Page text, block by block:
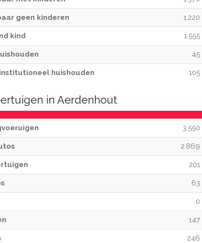
geen kinderen 1.220
kind 1.555
45
huishouden 105
in Aerdenhout
3.550
2.869
201
63
0
147
246